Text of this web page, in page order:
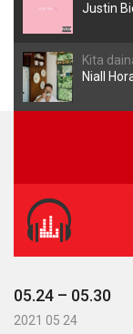
Justin
Kita
Niall
05.24 – 05.30
2021 05 24